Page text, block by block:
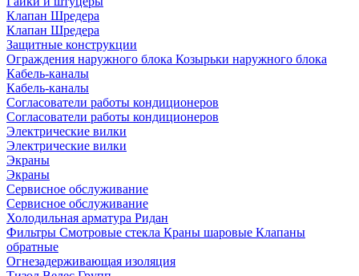
Клапан Шредера
Клапан Шредера
Защитные конструкции
Ограждения наружного блока Козырьки наружного блока
Кабель-каналы
Кабель-каналы
Согласователи работы кондиционеров
Согласователи работы кондиционеров
Электрические вилки
Электрические вилки
Экраны
Экраны
Сервисное обслуживание
Сервисное обслуживание
Холодильная арматура Ридан
Фильтры Смотровые стекла Краны шаровые Клапаны
обратные
Огнезадерживающая изоляция